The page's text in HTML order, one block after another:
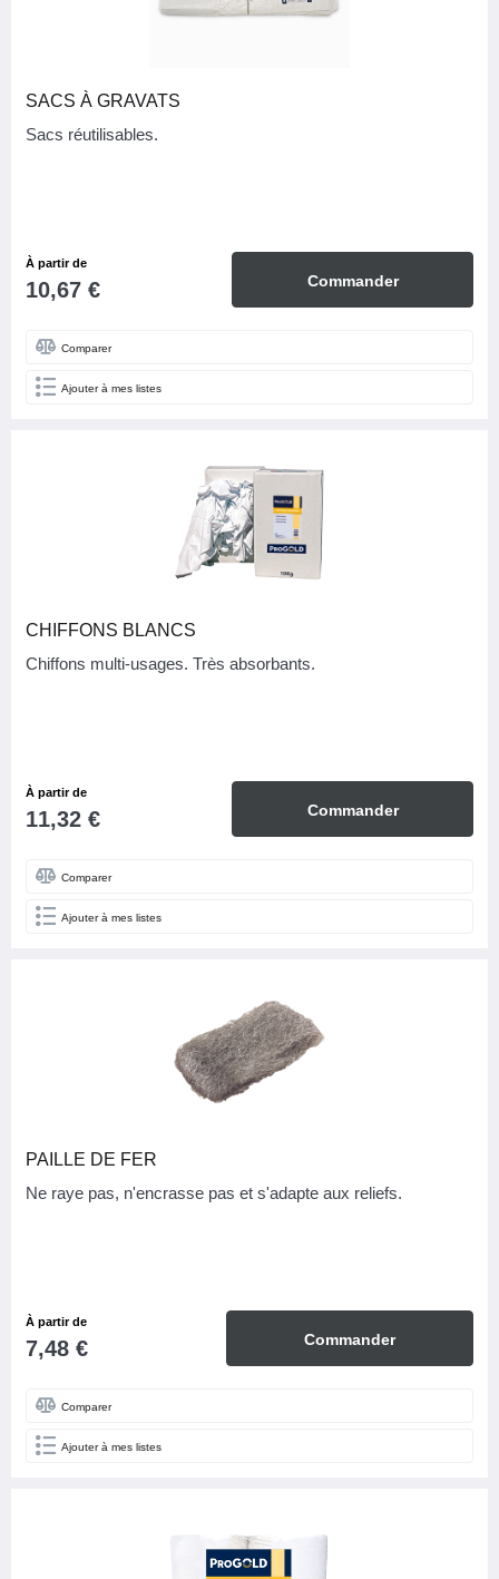
SACS À GRAVATS
Sacs réutilisables.
À partir de
10,67 € Commander
Comparer
Ajouter à mes listes
CHIFFONS BLANCS
Chiffons multi-usages. Très absorbants.
À partir de
11,32 € Commander
Comparer
Ajouter à mes listes
PAILLE DE FER
Ne raye pas, n'encrasse pas et s'adapte aux reliefs.
À partir de
7,48 € Commander
Comparer
Ajouter à mes listes